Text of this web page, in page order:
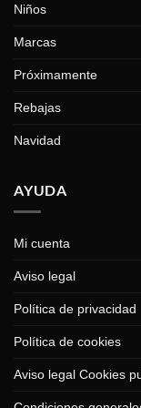
Niños
Marcas
Próximamente
Rebajas
Navidad
AYUDA
Mi cuenta
Aviso legal
Política de privacidad
Política de cookies
Aviso legal Cookies